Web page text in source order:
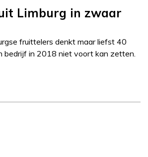
Limburg in zwaar
fruittelers denkt maar liefst 40
bedrijf in 2018 niet voort kan zetten.